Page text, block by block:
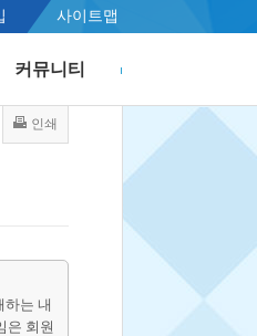
사이트맵
커뮤니티
인쇄
하는 내
은 회원